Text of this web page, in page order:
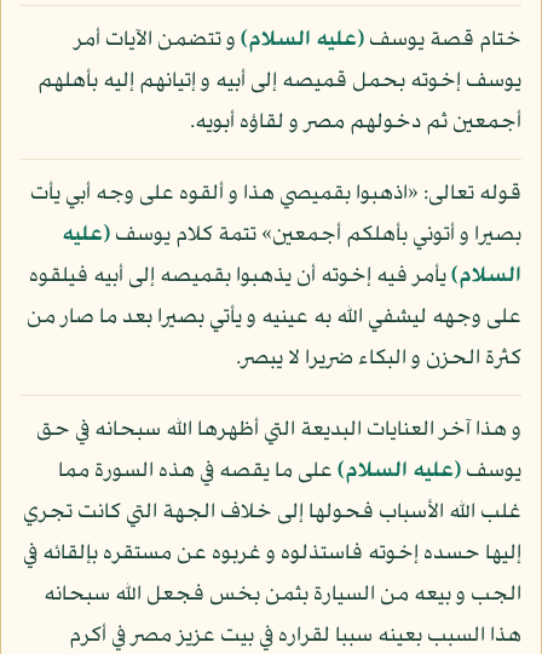
ختام قصة يوسف(عليه السلام)و تتضمن الآيات أمر
يوسف إخوته بحمل قميصه إلى أبيه و إتيانهم إليه بأهلهم
أجمعين ثم دخولهم مصر و لقاؤه أبويه.
قوله تعالى: «اذهبوا بقميصي هذا و ألقوه على وجه أبي يأت
بصيرا و أتوني بأهلكم أجمعين» تتمة كلام يوسف(عليه
السلام)يأمر فيه إخوته أن يذهبوا بقميصه إلى أبيه فيلقوه
على وجهه ليشفي الله به عينيه و يأتي بصيرا بعد ما صار من
كثرة الحزن و البكاء ضريرا لا يبصر.
و هذا آخر العنايات البديعة التي أظهرها الله سبحانه في حق
يوسف(عليه السلام)على ما يقصه في هذه السورة مما
غلب الله الأسباب فحولها إلى خلاف الجهة التي كانت تجري
إليها حسده إخوته فاستذلوه و غربوه عن مستقره بإلقائه في
الجب و بيعه من السيارة بثمن بخس فجعل الله سبحانه
هذا السبب بعينه سببا لقراره في بيت عزيز مصر في أكرم